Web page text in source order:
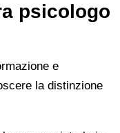
psicologo
e
la distinzione